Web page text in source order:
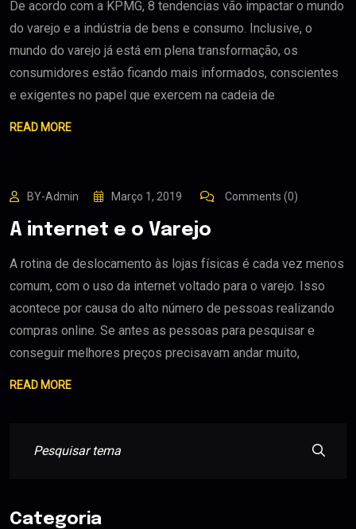
De acordo com a KPMG, 8 tendencias vão impactar o mundo
do varejo e a indústria de bens e consumo. Inclusive, o
mundo do varejo já está em plena transformação, os
consumidores estão ficando mais informados, conscientes
e exigentes no papel que exercem na cadeia de
READ MORE
BY-Admin Março 1, 2019 Comments (0)
A internet e o Varejo
A rotina de deslocamento às lojas físicas é cada vez menos
comum, com o uso da internet voltado para o varejo. Isso
acontece por causa do alto número de pessoas realizando
compras online. Se antes as pessoas para pesquisar e
conseguir melhores preços precisavam andar muito,
READ MORE
Categoria